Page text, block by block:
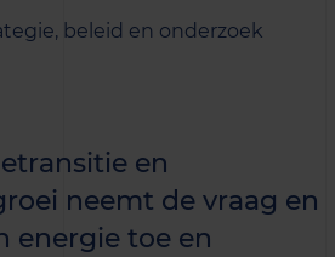
beleid en onderzoek
en
neemt de vraag en
energie toe en